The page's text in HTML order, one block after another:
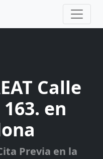
Calle
en
Previa en la